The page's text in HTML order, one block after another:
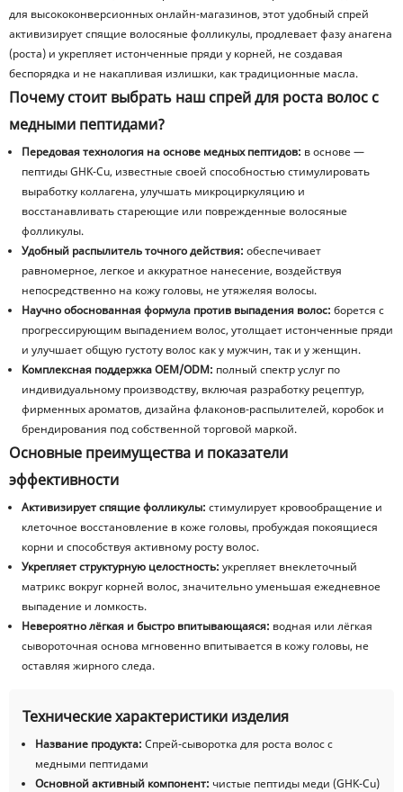
для высококонверсионных онлайн-магазинов, этот удобный спрей
активизирует спящие волосяные фолликулы, продлевает фазу анагена
(роста) и укрепляет истонченные пряди у корней, не создавая
беспорядка и не накапливая излишки, как традиционные масла.
Почему стоит выбрать наш спрей для роста волос с
медными пептидами?
Передовая технология на основе медных пептидов: в основе —
пептиды GHK-Cu, известные своей способностью стимулировать
выработку коллагена, улучшать микроциркуляцию и
восстанавливать стареющие или поврежденные волосяные
фолликулы.
Удобный распылитель точного действия: обеспечивает
равномерное, легкое и аккуратное нанесение, воздействуя
непосредственно на кожу головы, не утяжеляя волосы.
Научно обоснованная формула против выпадения волос: борется с
прогрессирующим выпадением волос, утолщает истонченные пряди
и улучшает общую густоту волос как у мужчин, так и у женщин.
Комплексная поддержка OEM/ODM: полный спектр услуг по
индивидуальному производству, включая разработку рецептур,
фирменных ароматов, дизайна флаконов-распылителей, коробок и
брендирования под собственной торговой маркой.
Основные преимущества и показатели
эффективности
Активизирует спящие фолликулы: стимулирует кровообращение и
клеточное восстановление в коже головы, пробуждая покоящиеся
корни и способствуя активному росту волос.
Укрепляет структурную целостность: укрепляет внеклеточный
матрикс вокруг корней волос, значительно уменьшая ежедневное
выпадение и ломкость.
Невероятно лёгкая и быстро впитывающаяся: водная или лёгкая
сывороточная основа мгновенно впитывается в кожу головы, не
оставляя жирного следа.
Технические характеристики изделия
Название продукта: Спрей-сыворотка для роста волос с
медными пептидами
Основной активный компонент: чистые пептиды меди (GHK-Cu)